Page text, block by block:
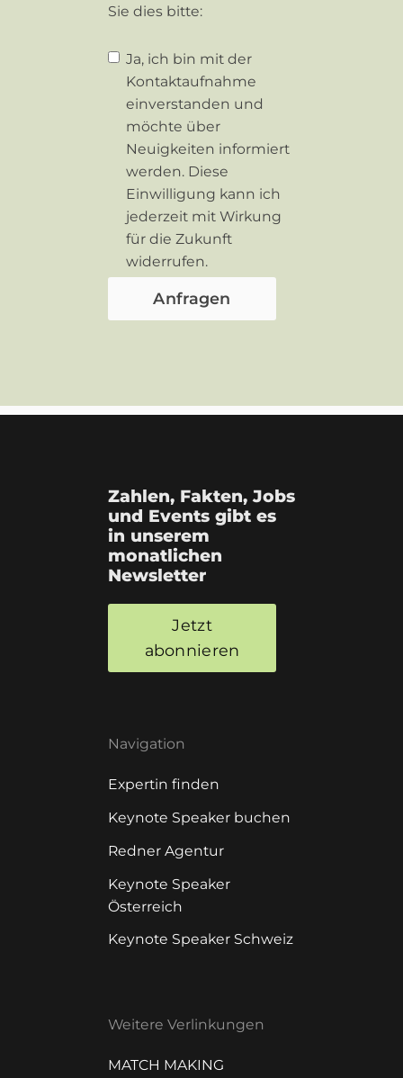
Sie dies bitte:
Ja, ich bin mit der
Kontaktaufnahme
einverstanden und
möchte über
Neuigkeiten informiert
werden. Diese
Einwilligung kann ich
jederzeit mit Wirkung
für die Zukunft
widerrufen.
Zahlen, Fakten, Jobs
und Events gibt es
in unserem
monatlichen
Newsletter
Jetzt
abonnieren
Navigation
Expertin finden
Keynote Speaker buchen
Redner Agentur
Keynote Speaker
Österreich
Keynote Speaker Schweiz
Weitere Verlinkungen
MATCH MAKING